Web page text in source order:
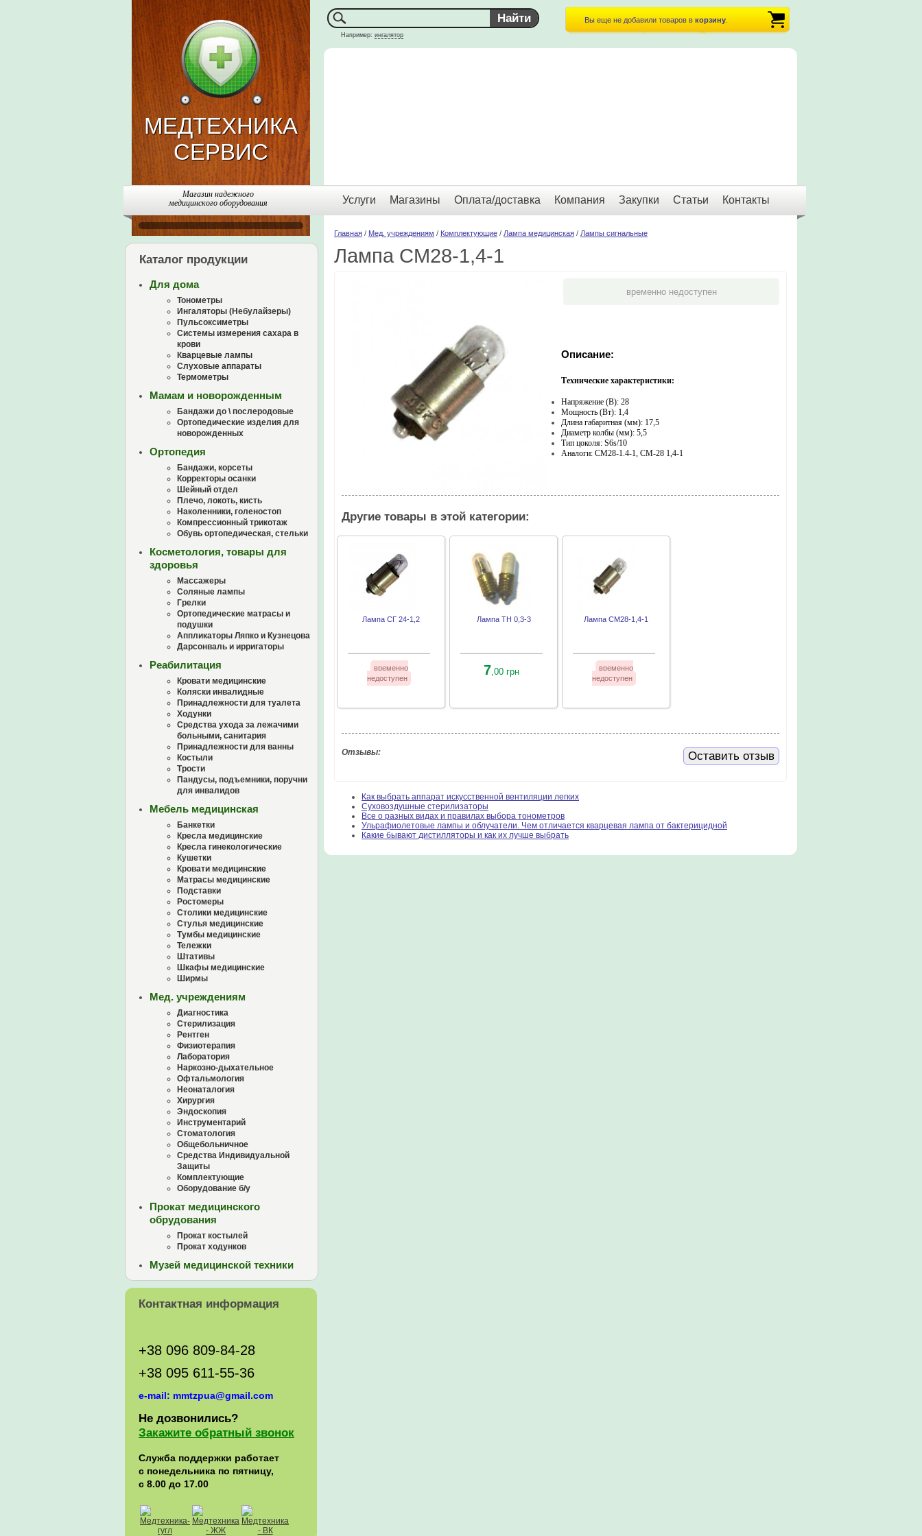
МЕДТЕХНИКА
СЕРВИС
Например: ингалятор
Вы еще не добавили товаров в корзину
Магазин надежного
медицинского оборудования
Услуги Магазины Оплата/доставка Компания Закупки Статьи Контакты
Каталог продукции
Для дома
Тонометры
Ингаляторы (Небулайзеры)
Пульсоксиметры
Системы измерения сахара в
крови
Кварцевые лампы
Слуховые аппараты
Термометры
Мамам и новорожденным
Бандажи до \ послеродовые
Ортопедические изделия для
новорожденных
Ортопедия
Бандажи, корсеты
Корректоры осанки
Шейный отдел
Плечо, локоть, кисть
Наколенники, голеностоп
Компрессионный трикотаж
Обувь ортопедическая, стельки
Косметология, товары для
здоровья
Массажеры
Соляные лампы
Грелки
Ортопедические матрасы и
подушки
Аппликаторы Ляпко и Кузнецова
Дарсонваль и ирригаторы
Реабилитация
Кровати медицинские
Коляски инвалидные
Принадлежности для туалета
Ходунки
Средства ухода за лежачими
больными, санитария
Принадлежности для ванны
Костыли
Трости
Пандусы, подъемники, поручни
для инвалидов
Мебель медицинская
Банкетки
Кресла медицинские
Кресла гинекологические
Кушетки
Кровати медицинские
Матрасы медицинские
Подставки
Ростомеры
Столики медицинские
Стулья медицинские
Тумбы медицинские
Тележки
Штативы
Шкафы медицинские
Ширмы
Мед. учреждениям
Диагностика
Стерилизация
Рентген
Физиотерапия
Лаборатория
Наркозно-дыхательное
Офтальмология
Неонаталогия
Хирургия
Эндоскопия
Инструментарий
Стоматология
Общебольничное
Средства Индивидуальной
Защиты
Комплектующие
Оборудование б/у
Прокат медицинского
обрудования
Прокат костылей
Прокат ходунков
Музей медицинской техники
Контактная информация
+38 096 809-84-28
+38 095 611-55-36
e-mail: mmtzpua@gmail.com
Не дозвонились?
Закажите обратный звонок
Служба поддержки работает
с понедельника по пятницу,
с 8.00 до 17.00
Главная / Мед. учреждениям / Комплектующие / Лампа медицинская / Лампы сигнальные
Лампа СМ28-1,4-1
временно недоступен
Описание:
Технические характеристики:
Напряжение (В): 28
Мощность (Вт): 1,4
Длина габаритная (мм): 17,5
Диаметр колбы (мм): 5,5
Тип цоколя: S6s/10
Аналоги: СМ28-1.4-1, СМ-28 1,4-1
Другие товары в этой категории:
Лампа СГ 24-1,2
временно
недоступен
Лампа ТН 0,3-3
7,00 грн
Лампа СМ28-1,4-1
временно
недоступен
Отзывы: Оставить отзыв
Как выбрать аппарат искусственной вентиляции легких
Суховоздушные стерилизаторы
Все о разных видах и правилах выбора тонометров
Ульрафиолетовые лампы и облучатели. Чем отличается кварцевая лампа от бактерицидной
Какие бывают дистилляторы и как их лучше выбрать